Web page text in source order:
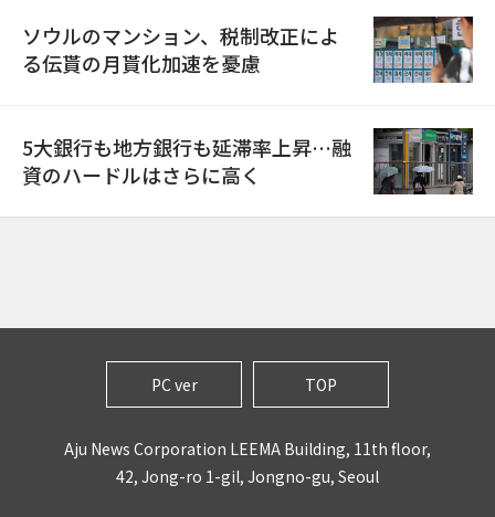
ソウルのマンション、税制改正によ
る伝貰の月貰化加速を憂慮
5大銀行も地方銀行も延滞率上昇…融
資のハードルはさらに高く
PC ver TOP
Aju News Corporation LEEMA Building, 11th floor,
42, Jong-ro 1-gil, Jongno-gu, Seoul